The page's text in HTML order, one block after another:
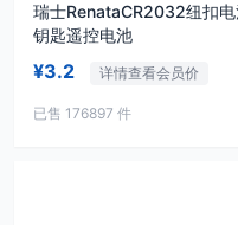
瑞士RenataCR2032纽扣
钥匙遥控电池
¥3.2 详情查看会员价
已售 176897 件